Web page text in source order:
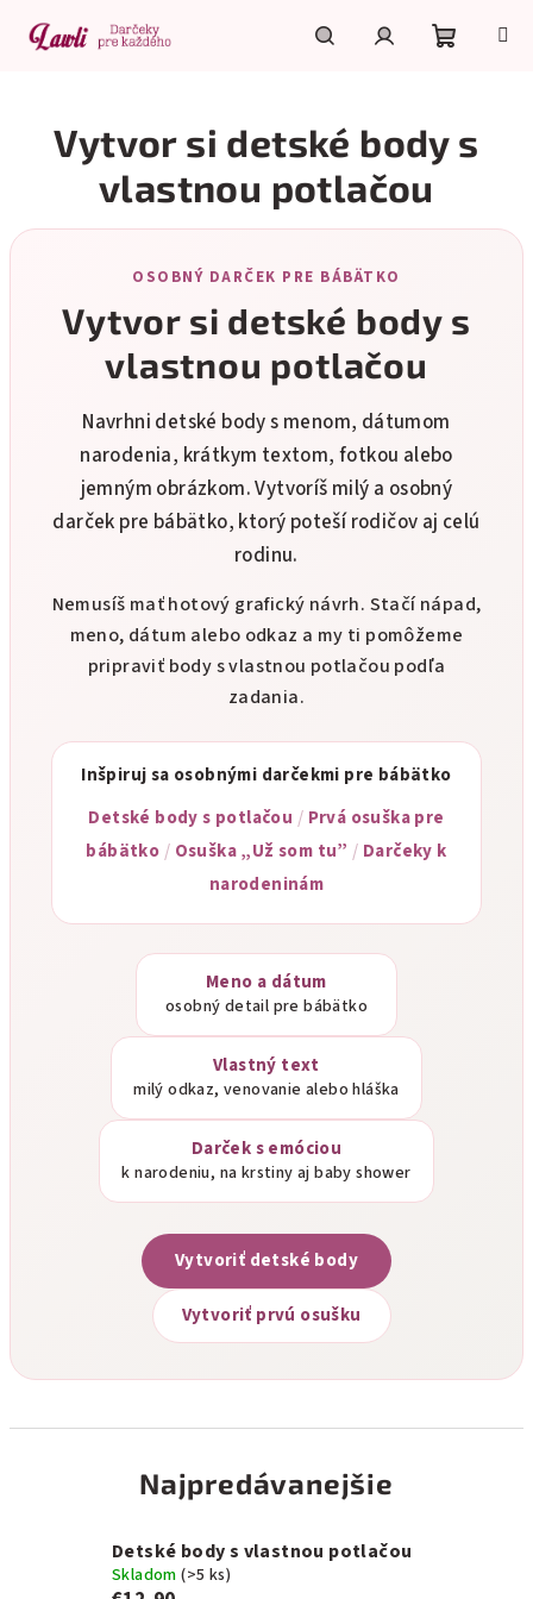
obsah
košík
Vytvor si detské body s
vlastnou potlačou
OSOBNÝ DARČEK PRE BÁBÄTKO
Vytvor si detské body s
vlastnou potlačou
Navrhni detské body s menom, dátumom
narodenia, krátkym textom, fotkou alebo
jemným obrázkom. Vytvoríš milý a osobný
darček pre bábätko, ktorý poteší rodičov aj celú
rodinu.
Nemusíš mať hotový grafický návrh. Stačí nápad,
meno, dátum alebo odkaz a my ti pomôžeme
pripraviť body s vlastnou potlačou podľa
zadania.
Inšpiruj sa osobnými darčekmi pre bábätko
Detské body s potlačou / Prvá osuška pre
bábätko / Osuška „Už som tu” / Darčeky k
narodeninám
Meno a dátum
osobný detail pre bábätko
Vlastný text
milý odkaz, venovanie alebo hláška
Darček s emóciou
k narodeniu, na krstiny aj baby shower
Vytvoriť detské body
Vytvoriť prvú osušku
Najpredávanejšie
Detské body s vlastnou potlačou
Skladom(>5 ks)